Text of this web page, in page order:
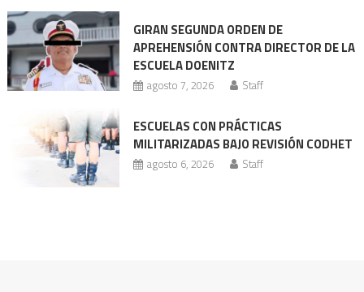
GIRAN SEGUNDA ORDEN DE
APREHENSIÓN CONTRA DIRECTOR DE LA
ESCUELA DOENITZ
agosto 7, 2026 Staff
ESCUELAS CON PRÁCTICAS
MILITARIZADAS BAJO REVISIÓN CODHET
agosto 6, 2026 Staff